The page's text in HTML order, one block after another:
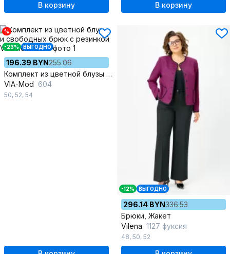
В корзину В корзину
%
-23% ВЫГОДНО
196.39 BYN255.06
Комплект из цветной блузы и свободных брюк с резинкой
VIA-Mod 604
50, 52, 54
-12% ВЫГОДНО
296.14 BYN336.53
Брюки, Жакет
Vilena 1127 фуксия
48, 50, 52